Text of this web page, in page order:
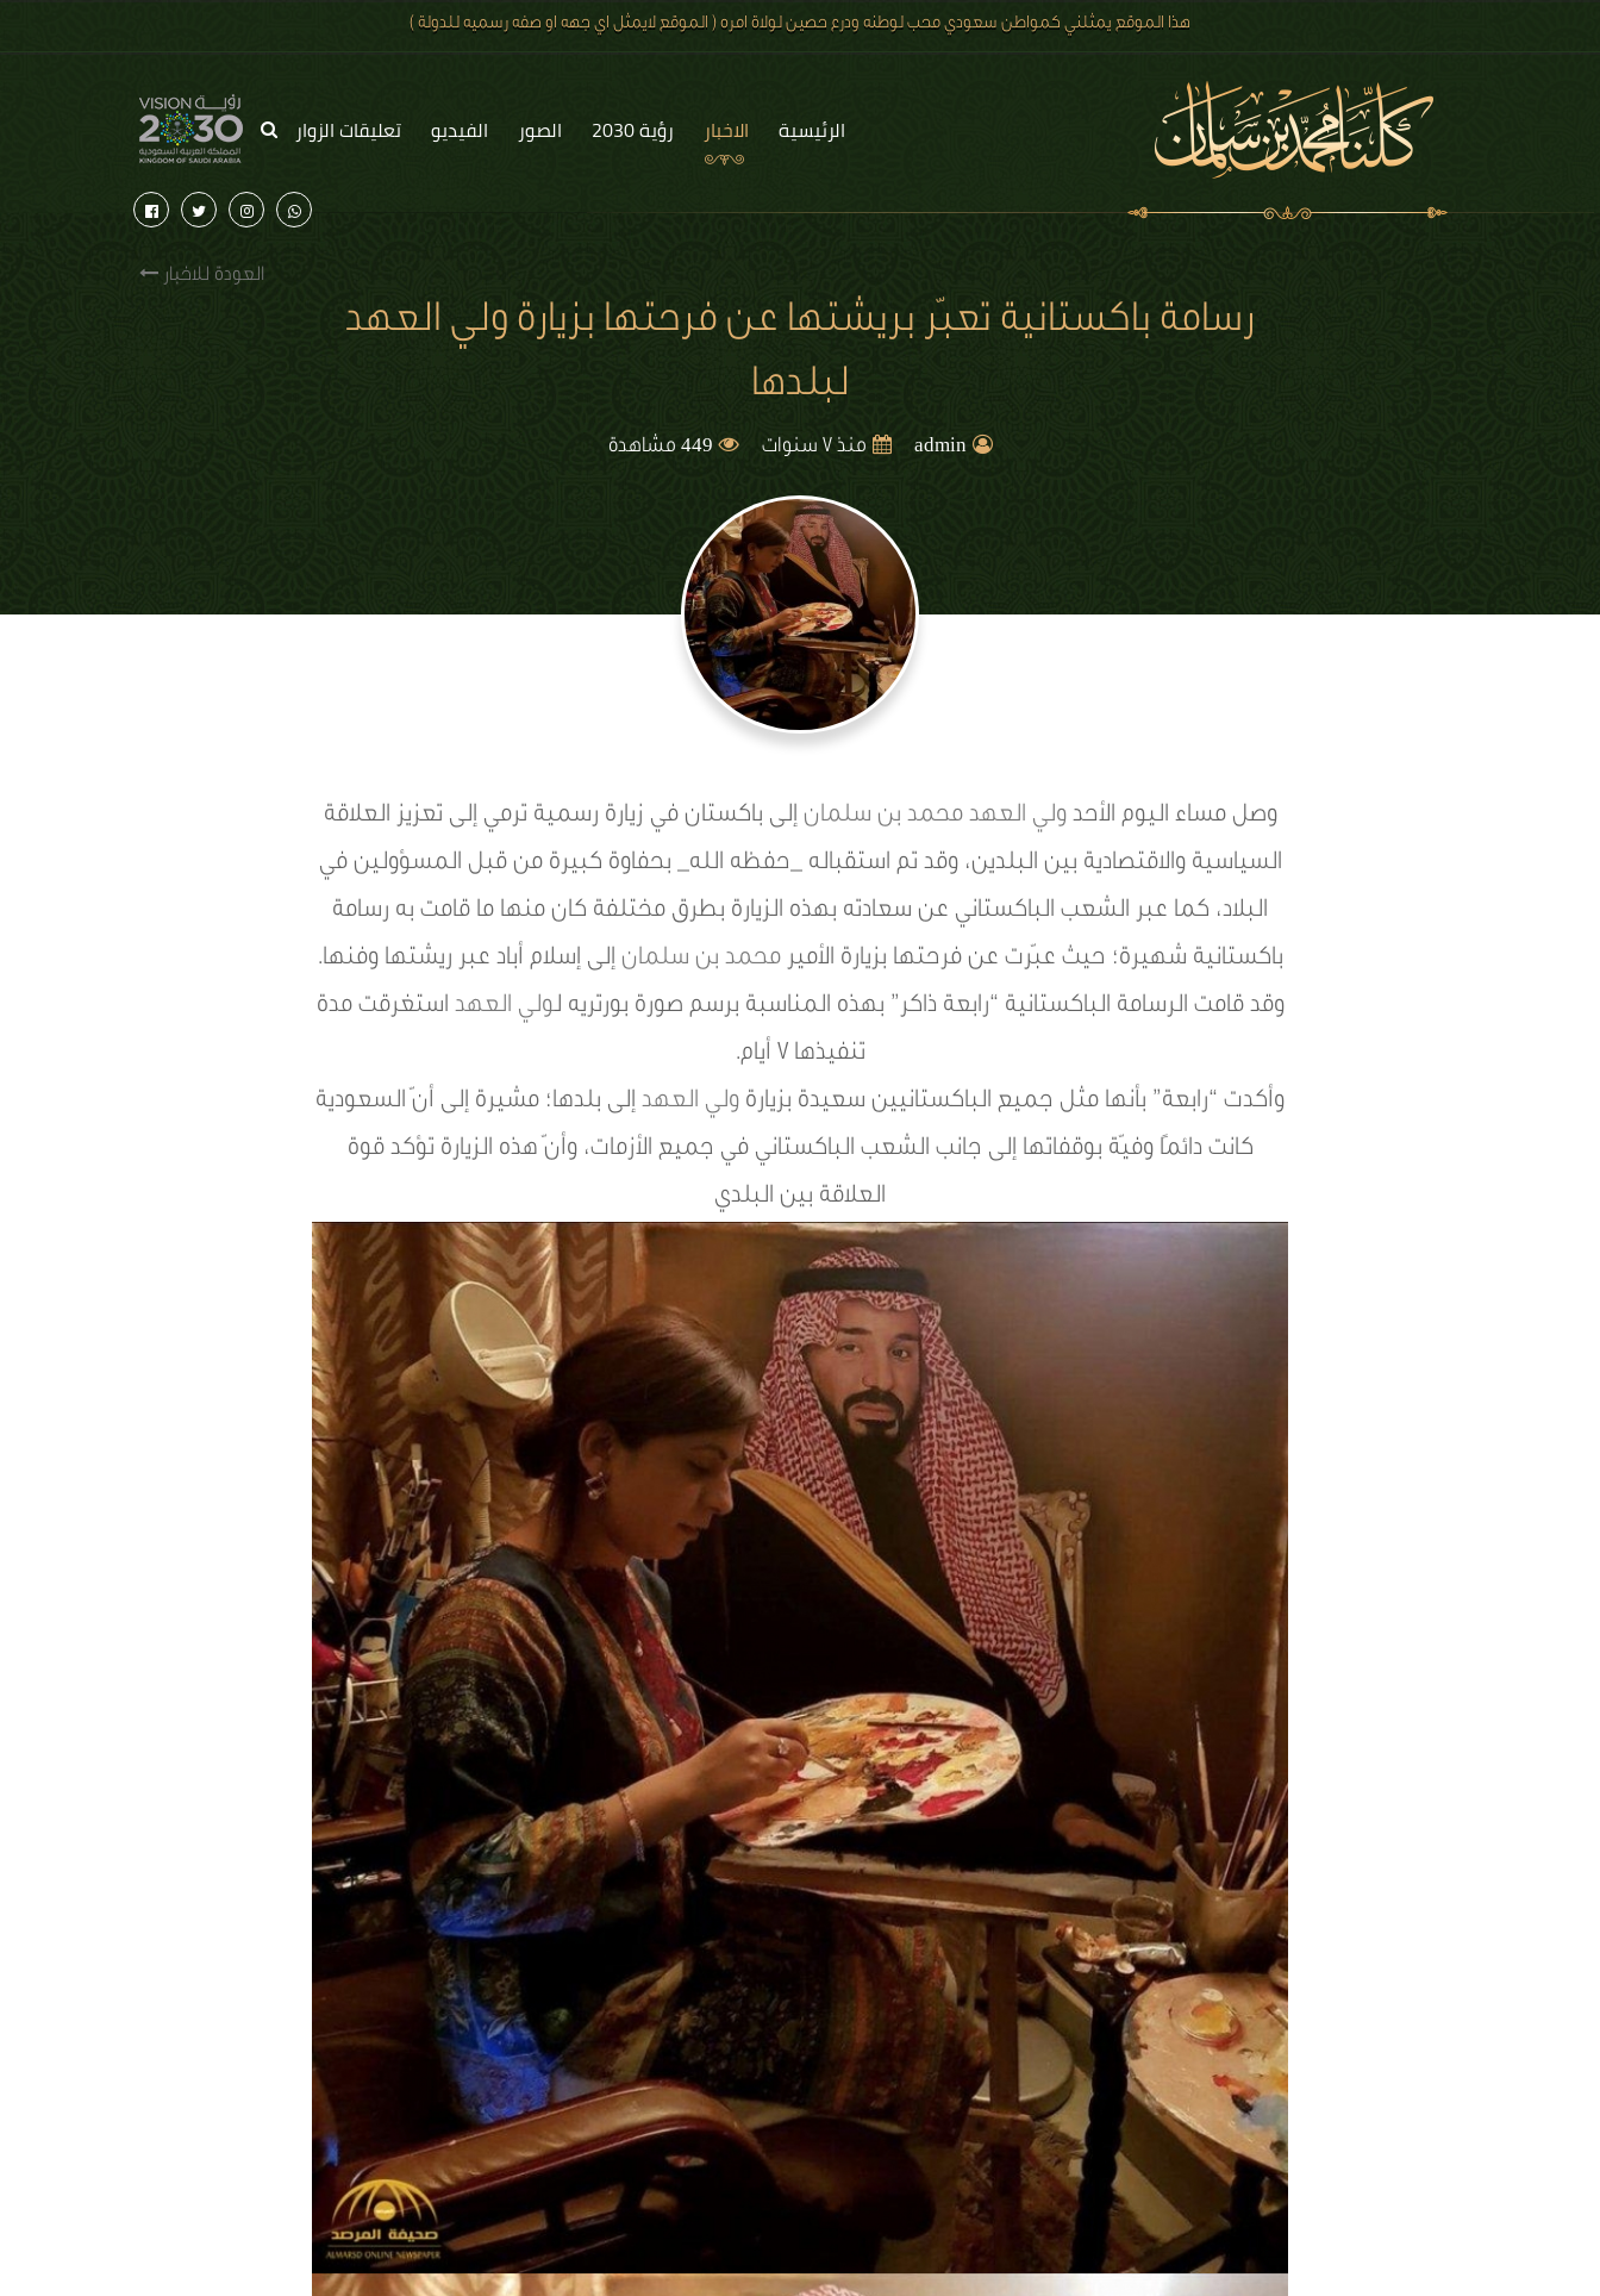
هذا الموقع يمثلني كمواطن سعودي محب لوطنه ودرع حصين لولاة امره ( الموقع لايمثل اي جهه او صفه رسميه للدولة )
الرئيسية الاخبار رؤية 2030 الصور الفيديو تعليقات الزوار
العودة للاخبار
رسامة باكستانية تعبّر بريشتها عن فرحتها بزيارة ولي العهد
لبلدها
admin منذ 7 سنوات 449 مشاهدة
وصل مساء اليوم الأحدولي العهد محمد بن سلمان إلى باكستان في زيارة رسمية ترمي إلى تعزيز العلاقة
السياسية والاقتصادية بين البلدين، وقد تم استقباله _حفظه الله_ بحفاوة كبيرة من قبل المسؤولين في
البلاد، كما عبر الشعب الباكستاني عن سعادته بهذه الزيارة بطرق مختلفة كان منها ما قامت به رسامة
باكستانية شهيرة؛ حيث عبّرت عن فرحتها بزيارة الأميرمحمد بن سلمان إلى إسلام أباد عبر ريشتها وفنها.
وقد قامت الرسامة الباكستانية “رابعة ذاكر” بهذه المناسبة برسم صورة بورتريه لولي العهد استغرقت مدة
تنفيذها 7 أيام.
وأكدت “رابعة” بأنها مثل جميع الباكستانيين سعيدة بزيارة ولي العهد إلى بلدها؛ مشيرة إلى أنّ السعودية
كانت دائمًا وفيّة بوقفاتها إلى جانب الشعب الباكستاني في جميع الأزمات، وأنّ هذه الزيارة تؤكد قوة
العلاقة بين البلدي